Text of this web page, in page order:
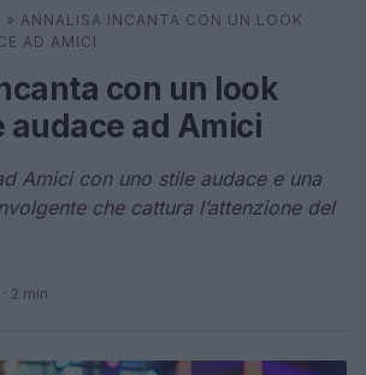
⌕
» ANNALISA INCANTA CON UN LOOK
AD AMICI
con un look
audace ad Amici
Amici con uno stile audace e una
che cattura l’attenzione del
· 2 min